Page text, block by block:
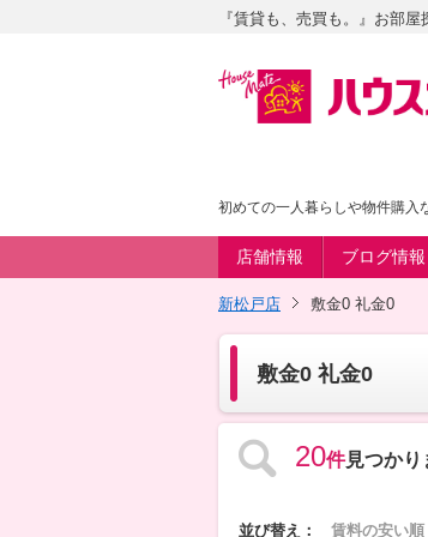
『賃貸も、売買も。』お部
初めての一人暮らしや物件購入
店舗情報 ブログ情報
新松戸店 敷金0 礼金0
敷金0 礼金0
20件見つかり
並び替え： 賃料の安い順